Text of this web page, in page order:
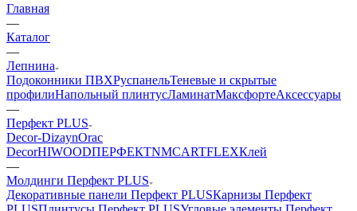
Главная
—
Каталог
—
Лепнина
Подоконники ПВХРуспанельТеневые и скрытые
профилиНапольный плинтусЛаминатМаксфортеАксессуары
—
Перфект PLUS
Decor-DizaynOrac
DecorHIWOODПЕРФЕКТNMCARTFLEXКлей
—
Молдинги Перфект PLUS
Декоративные панели Перфект PLUSКарнизы Перфект